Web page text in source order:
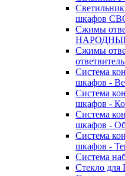
шкафов
Сжимы
Сжимы
Система
шкафов -
Система
шкафов -
Система
шкафов -
Система
шкафов -
Система
Стекло